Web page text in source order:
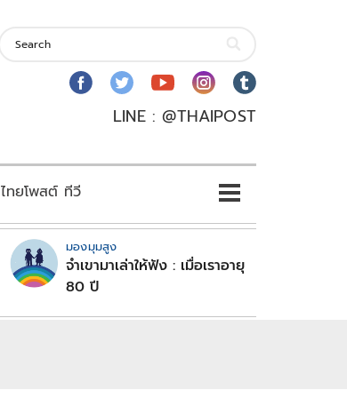
LINE : @THAIPOST
ไทยโพสต์ ทีวี
มองมุมสูง
จำเขามาเล่าให้ฟัง : เมื่อเราอายุ
80 ปี